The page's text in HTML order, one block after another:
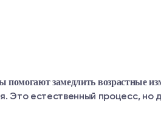
помогают замедлить возрастные
Это естественный процесс, но